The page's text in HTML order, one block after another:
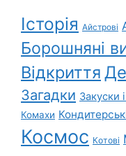
Історія Айстрові
Борошняні
Відкриття
Загадки Закуски
Комахи
Космос Котові